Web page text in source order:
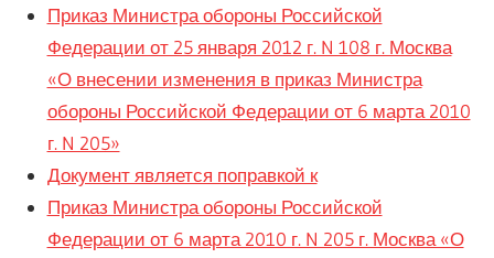
Приказ Министра обороны Российской
Федерации от 25 января 2012 г. N 108 г. Москва
«О внесении изменения в приказ Министра
обороны Российской Федерации от 6 марта 2010
г. N 205»
Документ является поправкой к
Приказ Министра обороны Российской
Федерации от 6 марта 2010 г. N 205 г. Москва «О